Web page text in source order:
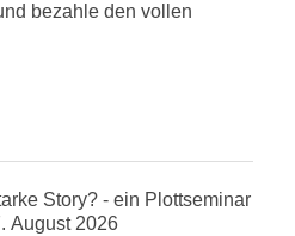
bezahle den vollen
Story? - ein Plottseminar
August 2026